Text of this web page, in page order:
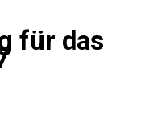
für das